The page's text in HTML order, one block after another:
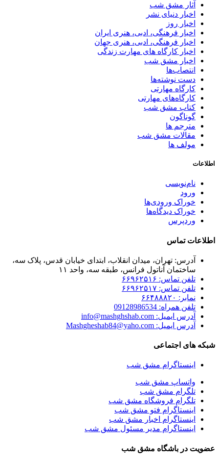
آثار مشق شب
اخبار دنیای نشر
اخبار روز
اخبار فرهنگی، ادبی، هنری ایران
اخبار فرهنگی، ادبی، هنری جهان
اخبار کارگاه های مهارت زندگی
اخبار مشق شب
انتصاب‌ها
دست نوشته‌ها
کارگاه مهارتی
کارگاه‌های مهارتی
کتاب مشق شب
گوناگون
مترجم ها
مقالات مشق شب
مولف ها
اطلاعات
نام‌نویسی
ورود
خوراک ورودی‌ها
خوراک دیدگاه‌ها
وردپرس
اطلاعات تماس
آدرس: تهران، میدان انقلاب، ابتدای خیابان قدس، پلاک سه،
ساختمان آناتول فرانس، طبقه سه، واحد ۱۱
تلفن تماس: ۶۶۹۶۲۵۱۶
تلفن تماس: ۶۶۹۶۲۵۱۷
نمابر: ۶۶۴۸۸۸۲۰
تلفن همراه: 09128986534
آدرس ایمیل: info@mashghshab.com
آدرس ایمیل: Mashgheshab84@yaho.com
شبکه های اجتماعی
اینستاگرام مشق شب
واتساپ مشق شب
تلگرام مشق شب
تلگرام فروشگاه مشق شب
اینستاگرام فتو مشق شب
اینستاگرام اخبار مشق شب
اینستاگرام مدیر مسئول مشق شب
عضویت در باشگاه مشق شب